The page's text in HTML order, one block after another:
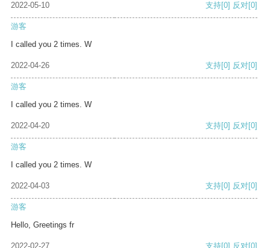
2022-05-10 支持[0] 反对[0]
游客
I called you 2 times. W
2022-04-26 支持[0] 反对[0]
游客
I called you 2 times. W
2022-04-20 支持[0] 反对[0]
游客
I called you 2 times. W
2022-04-03 支持[0] 反对[0]
游客
Hello, Greetings fr
2022-02-27 支持[0] 反对[0]